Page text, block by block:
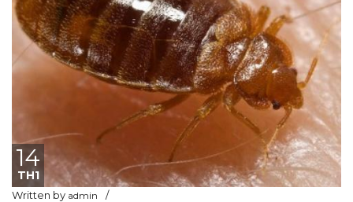
14
TH1
Written by admin